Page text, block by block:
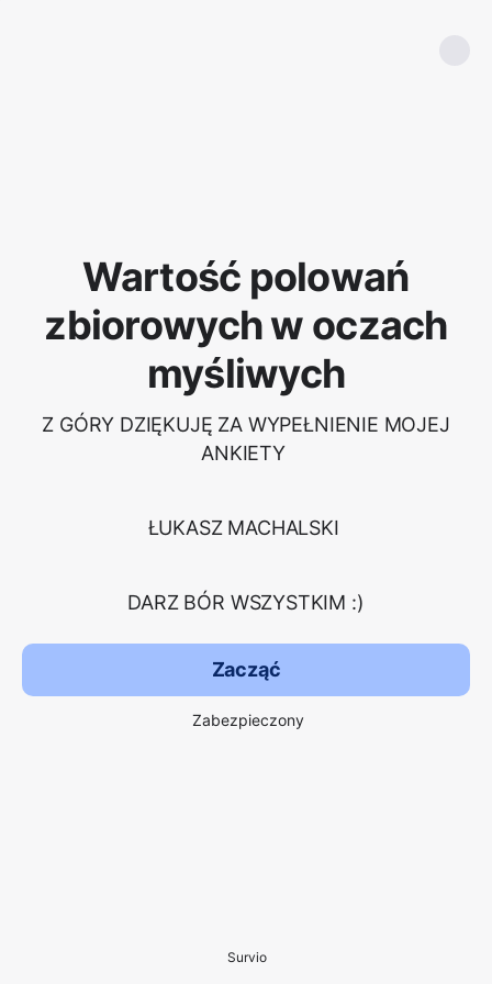
Wartość polowań
zbiorowych w oczach
myśliwych
Z GÓRY DZIĘKUJĘ ZA WYPEŁNIENIE MOJEJ
ANKIETY
ŁUKASZ MACHALSKI
DARZ BÓR WSZYSTKIM :)
Zacząć
Zabezpieczony
Survio